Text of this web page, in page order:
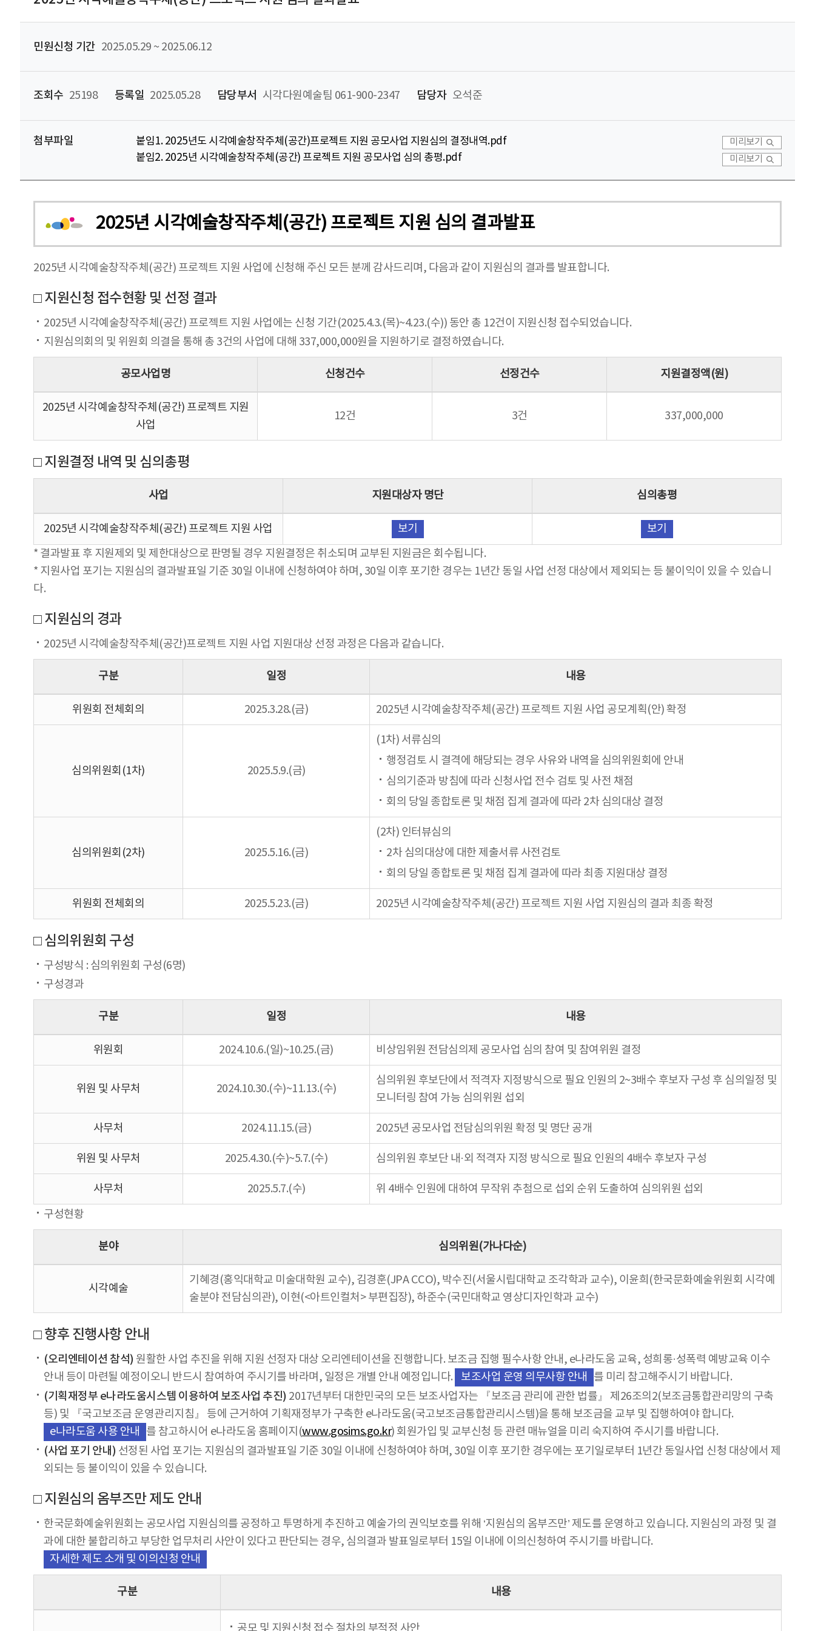
민원신청 기간 2025.05.29 ~ 2025.06.12
조회수 25198 등록일 2025.05.28 담당부서 시각다원예술팀 061-900-2347 담당자 오석준
첨부파일 붙임1. 2025년도 시각예술창작주체(공간)프로젝트 지원 공모사업 지원심의 결정내역.pdf 미리보기
붙임2. 2025년 시각예술창작주체(공간) 프로젝트 지원 공모사업 심의 총평.pdf 미리보기
2025년 시각예술창작주체(공간) 프로젝트 지원 심의 결과발표
2025년 시각예술창작주체(공간) 프로젝트 지원 사업에 신청해 주신 모든 분께 감사드리며, 다음과 같이 지원심의 결과를 발표합니다.
□ 지원신청 접수현황 및 선정 결과
2025년 시각예술창작주체(공간) 프로젝트 지원 사업에는 신청 기간(2025.4.3.(목)~4.23.(수)) 동안 총 12건이 지원신청 접수되었습니다.
지원심의회의 및 위원회 의결을 통해 총 3건의 사업에 대해 337,000,000원을 지원하기로 결정하였습니다.
공모사업명 신청건수 선정건수 지원결정액(원)
2025년 시각예술창작주체(공간) 프로젝트 지원
사업
12건 3건 337,000,000
□ 지원결정 내역 및 심의총평
사업 지원대상자 명단 심의총평
2025년 시각예술창작주체(공간) 프로젝트 지원 사업 보기
보기
* 결과발표 후 지원제외 및 제한대상으로 판명될 경우 지원결정은 취소되며 교부된 지원금은 회수됩니다.
* 지원사업 포기는 지원심의 결과발표일 기준 30일 이내에 신청하여야 하며, 30일 이후 포기한 경우는 1년간 동일 사업 선정 대상에서 제외되는 등 불이익이 있을 수 있습니
다.
□ 지원심의 경과
2025년 시각예술창작주체(공간)프로젝트 지원 사업 지원대상 선정 과정은 다음과 같습니다.
구분 일정 내용
위원회 전체회의 2025.3.28.(금) 2025년 시각예술창작주체(공간) 프로젝트 지원 사업 공모계획(안) 확정
심의위원회(1차) 2025.5.9.(금)
(1차) 서류심의
행정검토 시 결격에 해당되는 경우 사유와 내역을 심의위원회에 안내
심의기준과 방침에 따라 신청사업 전수 검토 및 사전 채점
회의 당일 종합토론 및 채점 집계 결과에 따라 2차 심의대상 결정
심의위원회(2차) 2025.5.16.(금)
(2차) 인터뷰심의
2차 심의대상에 대한 제출서류 사전검토
회의 당일 종합토론 및 채점 집계 결과에 따라 최종 지원대상 결정
위원회 전체회의 2025.5.23.(금) 2025년 시각예술창작주체(공간) 프로젝트 지원 사업 지원심의 결과 최종 확정
□ 심의위원회 구성
구성방식 : 심의위원회 구성(6명)
구성경과
구분 일정 내용
위원회 2024.10.6.(일)~10.25.(금) 비상임위원 전담심의제 공모사업 심의 참여 및 참여위원 결정
위원 및 사무처 2024.10.30.(수)~11.13.(수)
심의위원 후보단에서 적격자 지정방식으로 필요 인원의 2~3배수 후보자 구성 후 심의일정 및
모니터링 참여 가능 심의위원 섭외
사무처 2024.11.15.(금) 2025년 공모사업 전담심의위원 확정 및 명단 공개
위원 및 사무처 2025.4.30.(수)~5.7.(수) 심의위원 후보단 내·외 적격자 지정 방식으로 필요 인원의 4배수 후보자 구성
사무처 2025.5.7.(수)
위 4배수 인원에 대하여 무작위 추첨으로 섭외 순위 도출하여 심의위원 섭외
구성현황
분야 심의위원(가나다순)
시각예술
기혜경(홍익대학교 미술대학원 교수), 김경훈(JPA CCO), 박수진(서울시립대학교 조각학과 교수), 이윤희(한국문화예술위원회 시각예
술분야 전담심의관), 이현(<아트인컬처> 부편집장), 하준수(국민대학교 영상디자인학과 교수)
□ 향후 진행사항 안내
(오리엔테이션 참석) 원활한 사업 추진을 위해 지원 선정자 대상 오리엔테이션을 진행합니다. 보조금 집행 필수사항 안내, e나라도움 교육, 성희롱·성폭력 예방교육 이수
안내 등이 마련될 예정이오니 반드시 참여하여 주시기를 바라며, 일정은 개별 안내 예정입니다.
보조사업 운영 의무사항 안내
를 미리 참고해주시기 바랍니다.
(기획재정부 e나라도움시스템 이용하여 보조사업 추진) 2017년부터 대한민국의 모든 보조사업자는 『보조금 관리에 관한 법률』 제26조의2(보조금통합관리망의 구축
등) 및 『국고보조금 운영관리지침』 등에 근거하여 기획재정부가 구축한 e나라도움(국고보조금통합관리시스템)을 통해 보조금을 교부 및 집행하여야 합니다.
e나라도움 사용 안내
를 참고하시어 e나라도움 홈페이지(www.gosims.go.kr) 회원가입 및 교부신청 등 관련 매뉴얼을 미리 숙지하여 주시기를 바랍니다.
(사업 포기 안내) 선정된 사업 포기는 지원심의 결과발표일 기준 30일 이내에 신청하여야 하며, 30일 이후 포기한 경우에는 포기일로부터 1년간 동일사업 신청 대상에서 제
외되는 등 불이익이 있을 수 있습니다.
□ 지원심의 옴부즈만 제도 안내
한국문화예술위원회는 공모사업 지원심의를 공정하고 투명하게 추진하고 예술가의 권익보호를 위해 ‘지원심의 옴부즈만’ 제도를 운영하고 있습니다. 지원심의 과정 및 결
과에 대한 불합리하고 부당한 업무처리 사안이 있다고 판단되는 경우, 심의결과 발표일로부터 15일 이내에 이의신청하여 주시기를 바랍니다.
자세한 제도 소개 및 이의신청 안내
구분 내용
공모 및 지원신청 접수 절차의 부적정 사안